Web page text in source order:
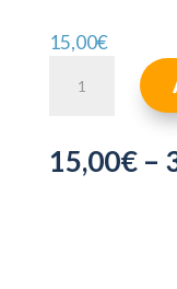
15,00€
l'Entre-
15,00€–